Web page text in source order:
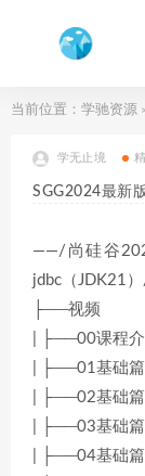
当前位置： 学驰资源 >
学无止境
SGG2024最新
——/尚硅谷
jdbc（JDK21
├──视频
| ├──00课程
| ├──01基础
| ├──02基础
| ├──03基础
| ├──04基础